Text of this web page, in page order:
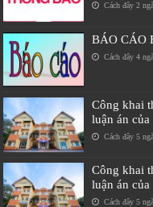
Cách đây 2
BÁO CÁO
Cách đây 4
Công khai
luận án
Cách đây 5
Công khai
luận án
Cách đây 5